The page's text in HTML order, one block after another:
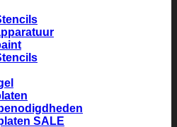
SALE